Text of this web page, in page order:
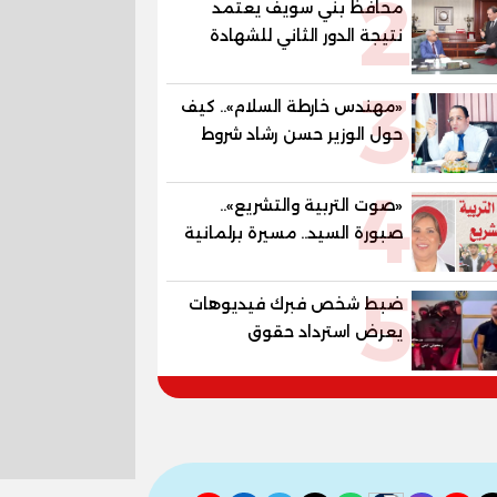
المستقبل
2
محافظ بني سويف يعتمد
نتيجة الدور الثاني للشهادة
الإعدادية العامة بنسبة
79.9% نظامي ...و69.55%
منازل.. و70.56% للمهنية ..
و100% للصُم وضعاف السمع3
«مهندس خارطة السلام».. كيف
حول الوزير حسن رشاد شروط
الحرب المعقدة إلى "خارطة
طريق" للانسحاب والإعمار؟
4
«صوت التربية والتشريع»..
صبورة السيد.. مسيرة برلمانية
وتربوية تجمع بين تشريع
القوانين وصناعة الأجيال لبناء
الإنسان المصري
5
ضبط شخص فبرك فيديوهات
يعرض استرداد حقوق
المواطنين بالقوة